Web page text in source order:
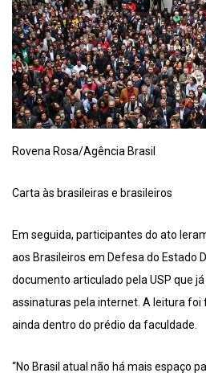
Rovena Rosa/Agência Brasil
Carta às brasileiras e brasileiros
Em seguida, participantes do ato
aos Brasileiros em Defesa do Estado
documento articulado pela USP que
assinaturas pela internet. A leitura foi
ainda dentro do prédio da faculdade.
“No Brasil atual não há mais espaço